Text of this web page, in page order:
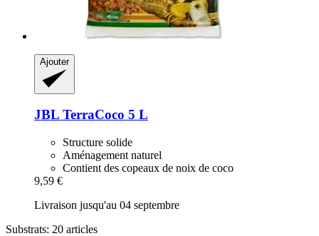
Ajouter
JBL TerraCoco 5 L
Structure solide
Aménagement naturel
Contient des copeaux de noix de coco
9,59 €
Livraison jusqu'au 04 septembre
Substrats: 20 articles